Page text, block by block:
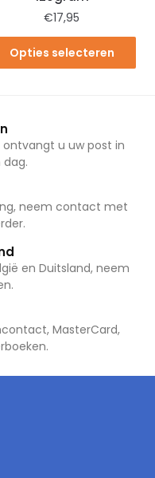
€17,95
Opties selecteren
u uw post in
neem contact met
en Duitsland, neem
MasterCard,